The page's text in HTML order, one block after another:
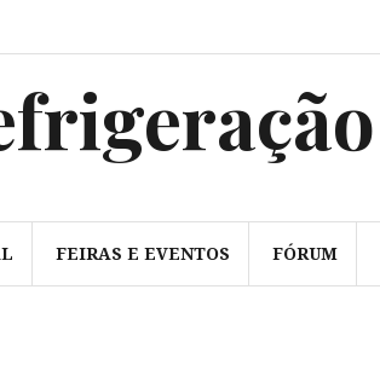
FEIRAS E EVENTOS FÓRUM